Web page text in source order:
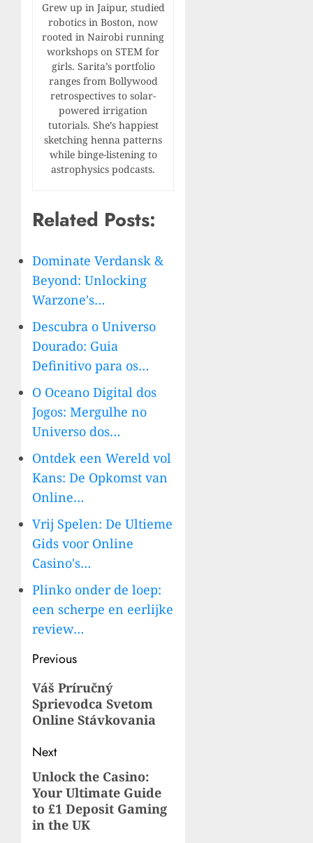
Grew up in Jaipur, studied
robotics in Boston, now
rooted in Nairobi running
workshops on STEM for
girls. Sarita’s portfolio
ranges from Bollywood
retrospectives to solar-
powered irrigation
tutorials. She’s happiest
sketching henna patterns
while binge-listening to
astrophysics podcasts.
Related Posts:
Dominate Verdansk &
Beyond: Unlocking
Warzone's…
Descubra o Universo
Dourado: Guia
Definitivo para os…
O Oceano Digital dos
Jogos: Mergulhe no
Universo dos…
Ontdek een Wereld vol
Kans: De Opkomst van
Online…
Vrij Spelen: De Ultieme
Gids voor Online
Casino's…
Plinko onder de loep:
een scherpe en eerlijke
review…
Post
navigation
Previous
Previous
post:
Váš Príručný
Sprievodca Svetom
Online Stávkovania
Next
Next
post:
Unlock the Casino:
Your Ultimate Guide
to £1 Deposit Gaming
in the UK